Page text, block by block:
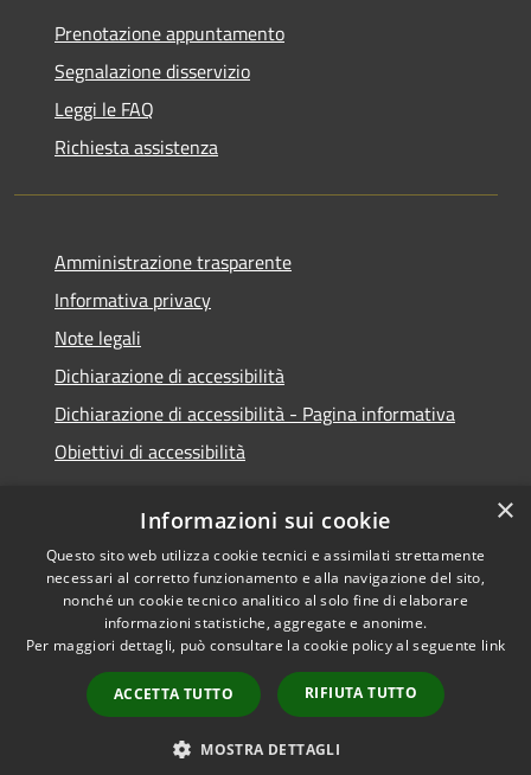
Prenotazione appuntamento
Segnalazione disservizio
Leggi le FAQ
Richiesta assistenza
Amministrazione trasparente
Informativa privacy
Note legali
Dichiarazione di accessibilità
Dichiarazione di accessibilità - Pagina informativa
Obiettivi di accessibilità
RSS
Accessibilità
Cookie
Mappa del sito
Extranet
Copyright © 2026 • Comune di
Micigliano • Powered by
Municipium•Accesso
redazione
×
Informazioni sui cookie
Questo sito web utilizza cookie tecnici e assimilati strettamente
necessari al corretto funzionamento e alla navigazione del sito,
nonché un cookie tecnico analitico al solo fine di elaborare
informazioni statistiche, aggregate e anonime.
Per maggiori dettagli, può consultare la cookie policy al seguente link
ACCETTA TUTTO RIFIUTA TUTTO
MOSTRA DETTAGLI